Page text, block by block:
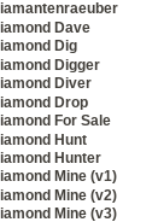
Dave
Dig
Digger
Diver
Drop
For Sale
Hunt
Hunter
Mine (v1)
Mine (v2)
Mine (v3)